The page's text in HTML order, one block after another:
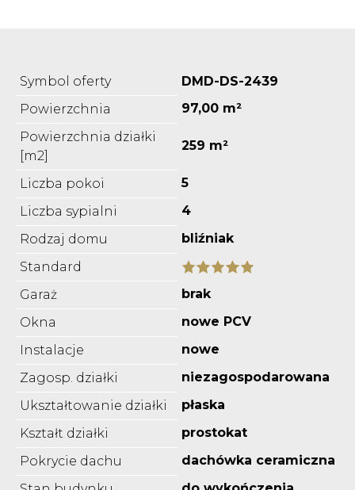
Symbol oferty
DMD-DS-2439
Powierzchnia
97,00 m²
Powierzchnia działki
[m2]
259 m²
Liczba pokoi
5
Liczba sypialni
4
Rodzaj domu
bliźniak
Standard
Garaż
brak
Okna
nowe PCV
Instalacje
nowe
Zagosp. działki
niezagospodarowana
Ukształtowanie działki
płaska
Kształt działki
prostokat
Pokrycie dachu
dachówka ceramiczna